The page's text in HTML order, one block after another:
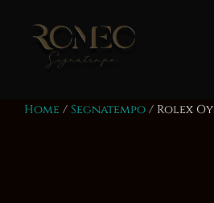
contenuto
Home / Segnatempo / Rolex